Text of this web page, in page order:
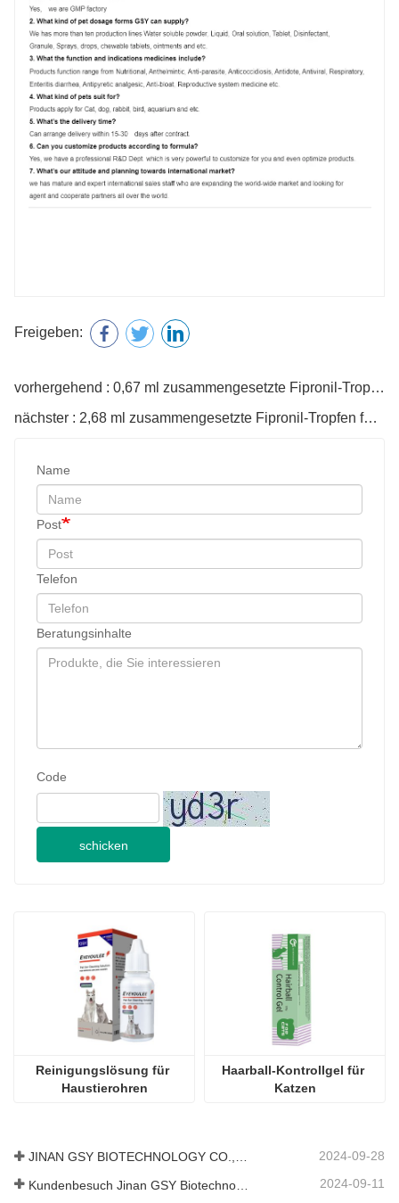
Freigeben:
vorhergehend : 0,67 ml zusammengesetzte Fipronil-Tropfen für Hunde
nächster : 2,68 ml zusammengesetzte Fipronil-Tropfen für Hunde
Name
Post
Telefon
Beratungsinhalte
Code
schicken
Reinigungslösung für
Haustierohren
Haarball-Kontrollgel für
Katzen
JINAN GSY BIOTECHNOLOGY CO., LTD. nahm an der Pakistan International Livestock Exhibition IPEX 2024 teil 2024-09-28
2024-09-11